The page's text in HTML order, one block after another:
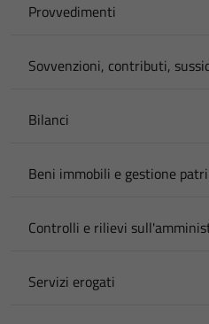
Provvedimenti
Sovvenzioni, contributi,
Bilanci
Beni immobili e gestione
Controlli e rilievi
Servizi erogati